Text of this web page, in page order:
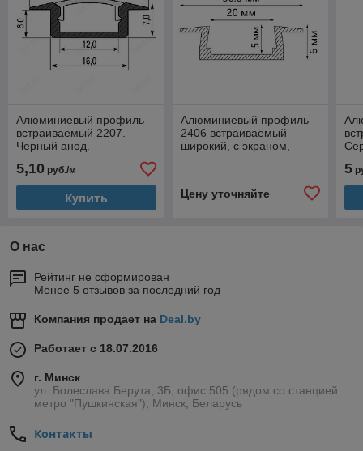
Алюминиевый профиль
встраиваемый 2207.
Черный анод.
5,10 руб./м
Купить
Алюминиевый профиль
2406 встраиваемый
широкий, с экраном,
Цену уточняйте
5
О нас
Рейтинг не сформирован
Менее 5 отзывов за последний год
Компания продает на Deal.by
Работает с 18.07.2016
г. Минск
ул. Болеслава Берута, 3Б, офис 505 (рядом со станцией
метро "Пушкинская"), Минск, Беларусь
Контакты